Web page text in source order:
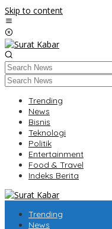
Skip to content
Trending
News
Bisnis
Teknologi
Politik
Entertainment
Food & Travel
Indeks Berita
Trending
News